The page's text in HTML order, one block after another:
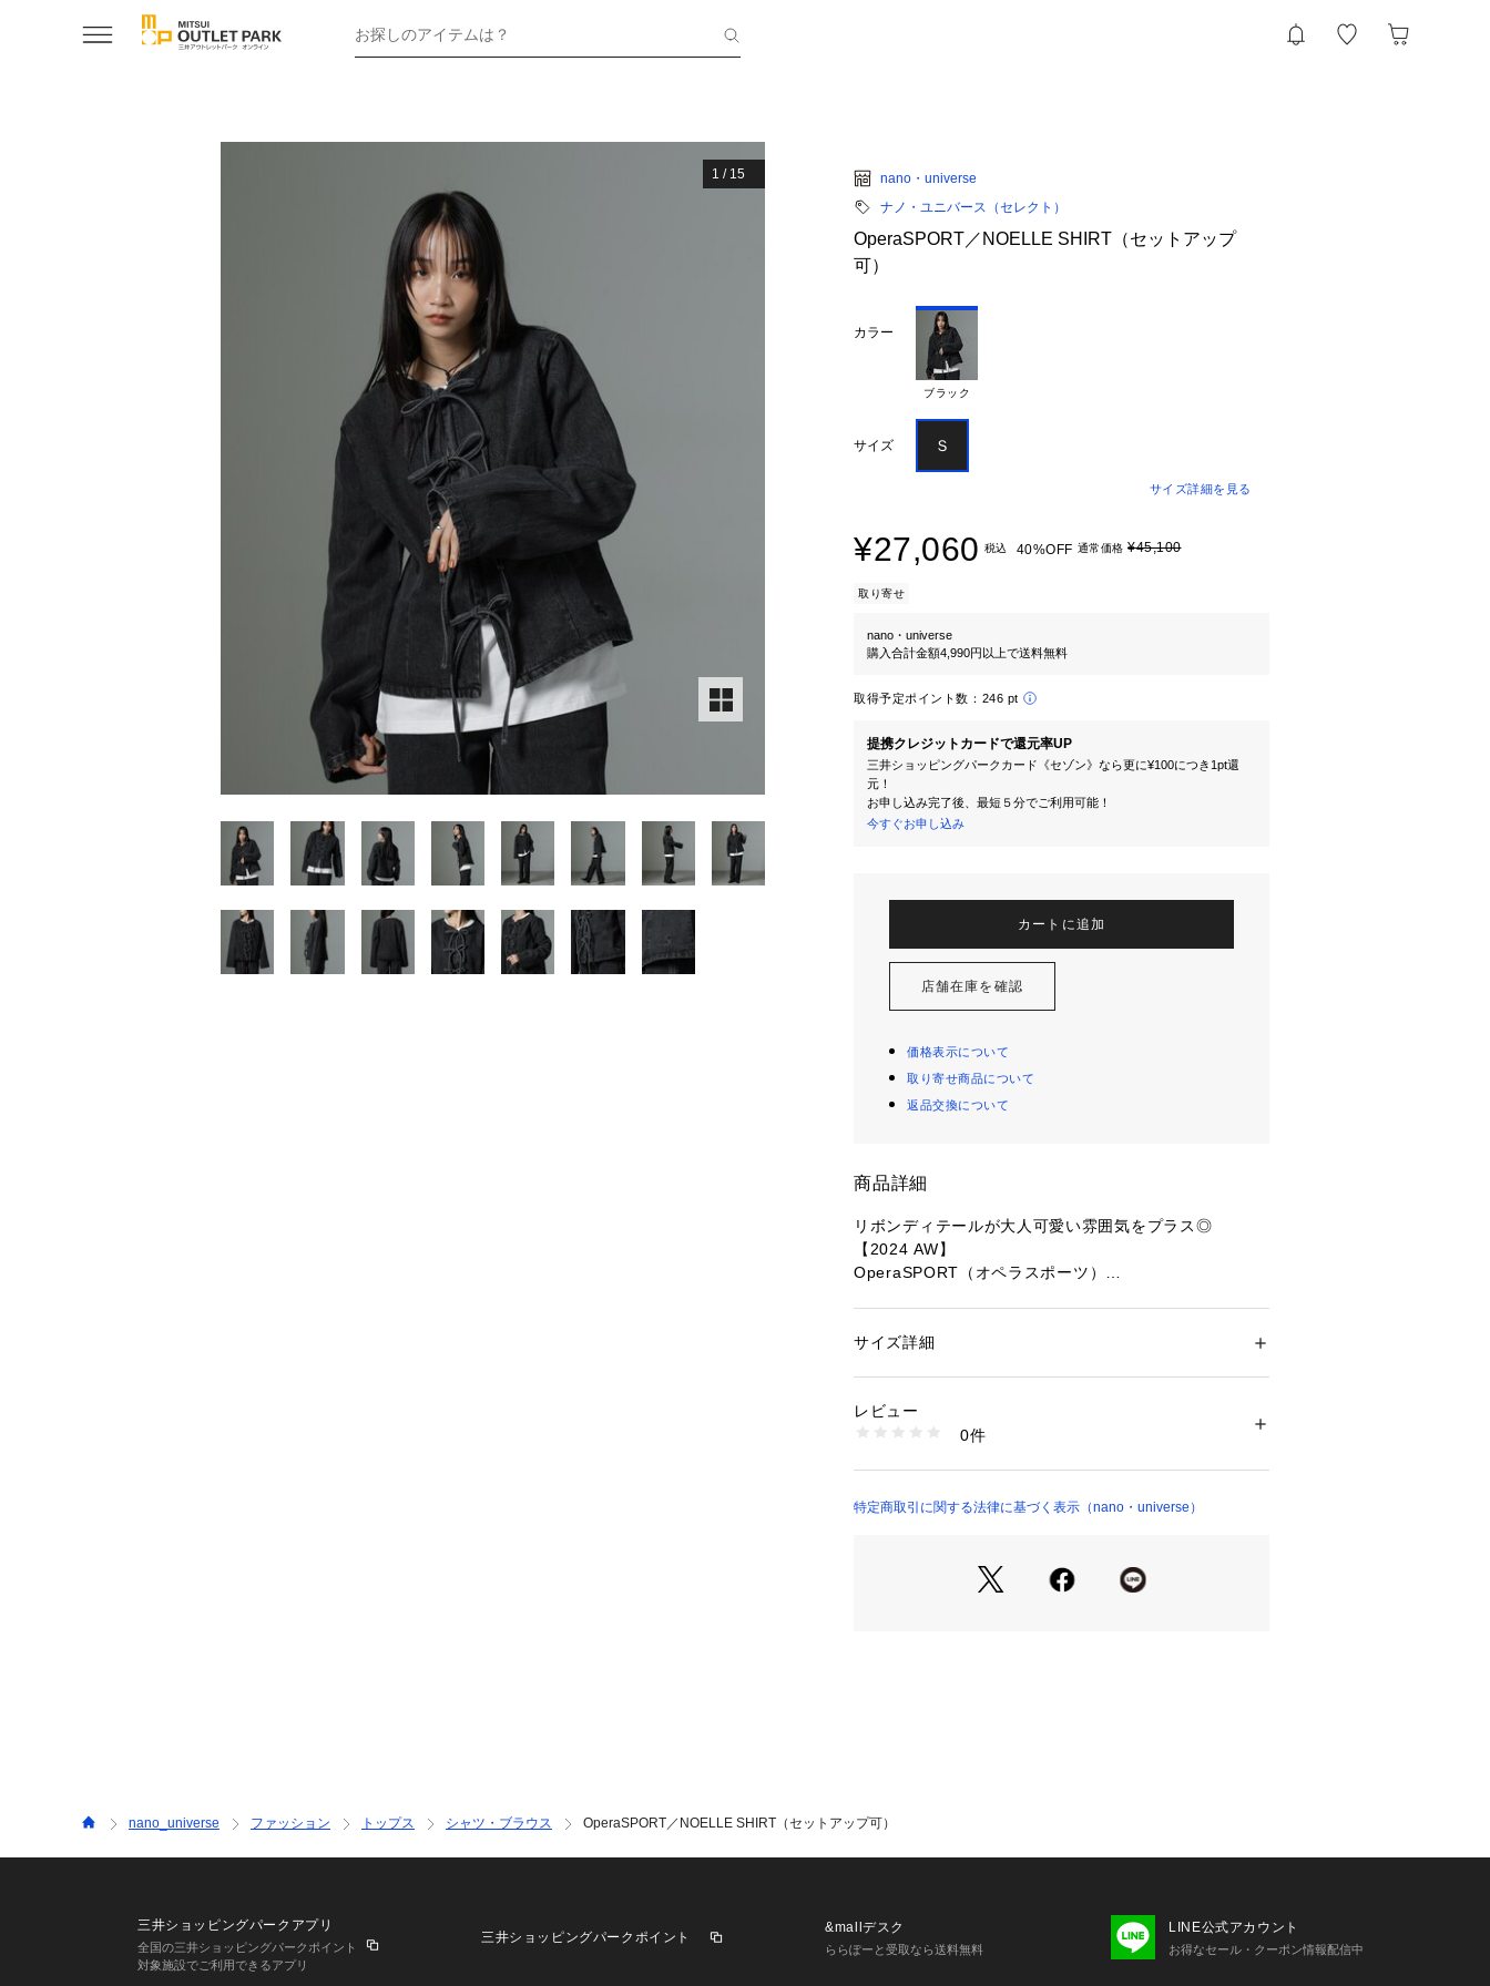
お探しのアイテムは？
1 / 15
nano・universe
ナノ・ユニバース（セレクト）
OperaSPORT／NOELLE SHIRT（セットアップ
可）
カラー
ブラック
サイズ Ｓ
サイズ詳細を見る
¥27,060 税込 40%OFF 通常価格 ¥45,100
取り寄せ
nano・universe
購入合計金額4,990円以上で送料無料
取得予定ポイント数： 246 pt
提携クレジットカードで還元率UP
三井ショッピングパークカード《セゾン》なら更に¥100につき1pt還
元！
お申し込み完了後、最短５分でご利用可能！
今すぐお申し込み
カートに追加
店舗在庫を確認
価格表示について
取り寄せ商品について
返品交換について
商品詳細
リボンディテールが大人可愛い雰囲気をプラス◎
【2024 AW】
OperaSPORT（オペラスポーツ）
ないようフロントの太めのリボンはラフに結び、スタイ
めです。
・合わせるアイテムを選ばないノーカラーのネックライ
・ひねりを加えたフロント4連リボンディテール
・ロングスカートと合わせてフェミニンなスタイルにも
◎
・6714227030　OperaSPORT/BAY JEANS（セットア
ップ可）
性別：レディース
洗濯：30℃非常に弱い 漂白× アイロン150℃ ドライ× タンブル乾
燥× 吊り干し ウェット非常に弱い
い
6714220017 （ショップ）
サイズ詳細
レビュー
0件
特定商取引に関する法律に基づく表示（nano・universe）
nano_universe ファッション トップス シャツ・ブラウス OperaSPORT／NOELLE SHIRT（セットアップ可）
三井ショッピングパークアプリ
全国の三井ショッピングパークポイント
対象施設でご利用できるアプリ
三井ショッピングパークポイント
&mallデスク
ららぽーと受取なら送料無料
LINE公式アカウント
お得なセール・クーポン情報配信中